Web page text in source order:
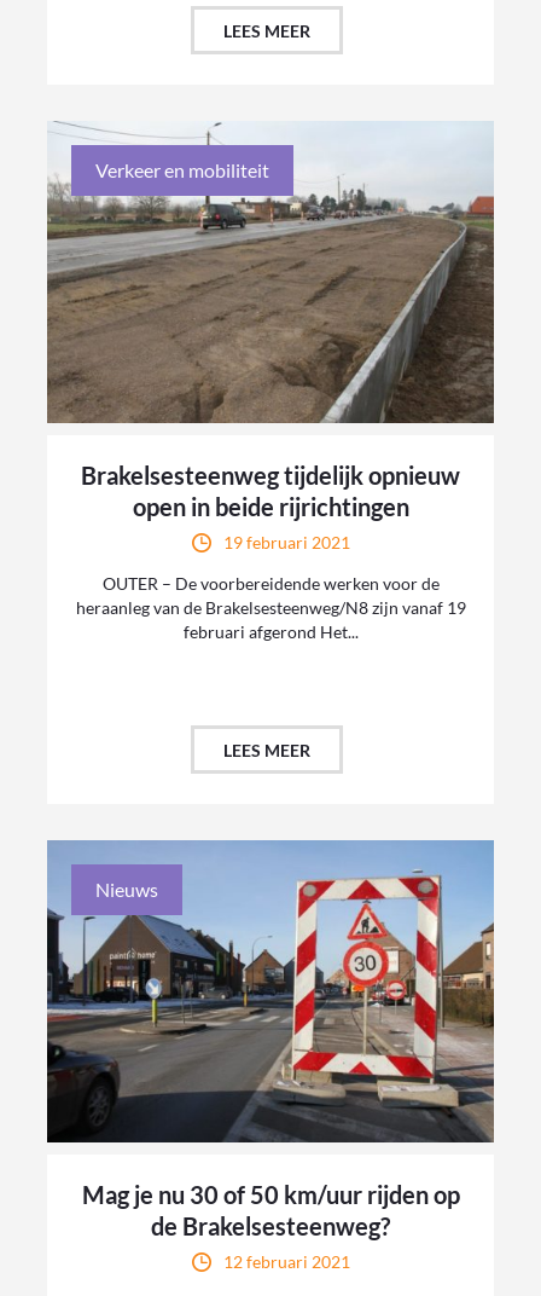
LEES MEER
Verkeer en mobiliteit
Brakelsesteenweg tijdelijk opnieuw
open in beide rijrichtingen
19 februari 2021
OUTER – De voorbereidende werken voor de
heraanleg van de Brakelsesteenweg/N8 zijn vanaf 19
februari afgerond Het...
LEES MEER
Nieuws
Mag je nu 30 of 50 km/uur rijden op
de Brakelsesteenweg?
12 februari 2021